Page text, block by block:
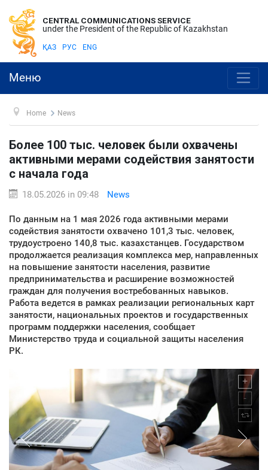
CENTRAL COMMUNICATIONS SERVICE
under the President of the Republic of Kazakhstan
ҚАЗ РУС ENG
Меню
Home News
Более 100 тыс. человек были охвачены
активными мерами содействия занятости
с начала года
18.05.2026 in 09:48 News
По данным на 1 мая 2026 года активными мерами
содействия занятости охвачено 101,3 тыс. человек,
трудоустроено 140,8 тыс. казахстанцев. Государством
продолжается реализация комплекса мер, направленных
на повышение занятости населения, развитие
предпринимательства и расширение возможностей
граждан для получения востребованных навыков.
Работа ведется в рамках реализации региональных карт
занятости, национальных проектов и государственных
программ поддержки населения, сообщает
Министерство труда и социальной защиты населения
РК.